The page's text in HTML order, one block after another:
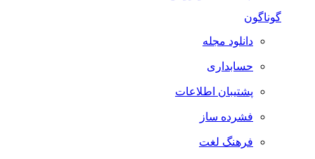
گوناگون
دانلود مجله
حسابداری
پشتیبان اطلاعات
فشرده ساز
فرهنگ لغت